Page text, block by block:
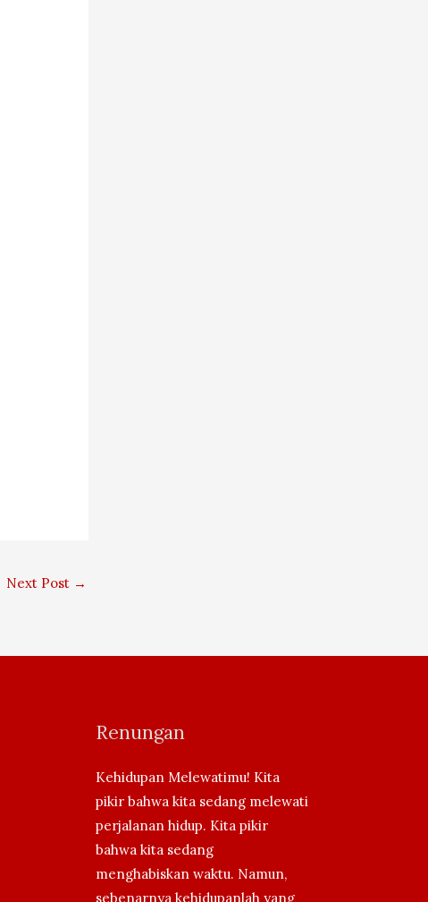
Next Post →
Renungan
Kehidupan Melewatimu! Kita
pikir bahwa kita sedang melewati
perjalanan hidup. Kita pikir
bahwa kita sedang
menghabiskan waktu. Namun,
sebenarnya kehidupanlah yang